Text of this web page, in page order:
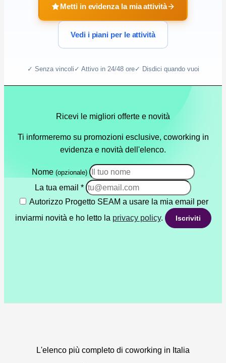
Metti in evidenza la mia attività
Vedi i piani per le attività
✓ Senza vincoli ✓ Attivo in 24/48 ore✓ Disdici quando vuoi
Ricevi le migliori offerte e novità
Ti informeremo su promozioni esclusive, coworking in
evidenza e novità dell'elenco.
Nome (opzionale)
La tua email *
Autorizzo Progetto SEAM a usare la mia email per
inviarmi novità e ho letto la privacy policy. Iscriviti
L'elenco più completo di coworking in Italia